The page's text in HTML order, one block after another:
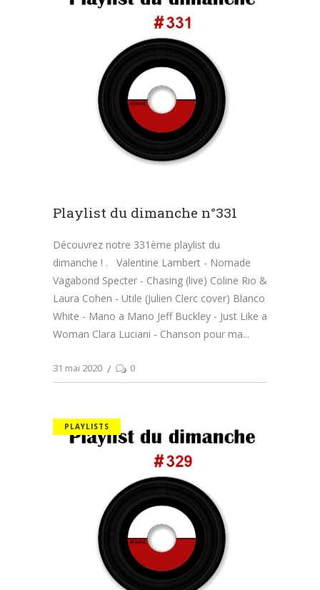
Playlist du dimanche n°331
Découvrez notre 331ème playlist du
dimanche ! . Valentine Lambert - Nomade
Vagabond Specter - Chasing (live) Coline Rio &
Laura Cohen - Utile (Julien Clerc cover) Blanco
White - Mano a Mano Jeff Buckley - Just Like a
Woman Clara Luciani - Chanson pour ma
31 mai 2020 0
PLAYLISTS